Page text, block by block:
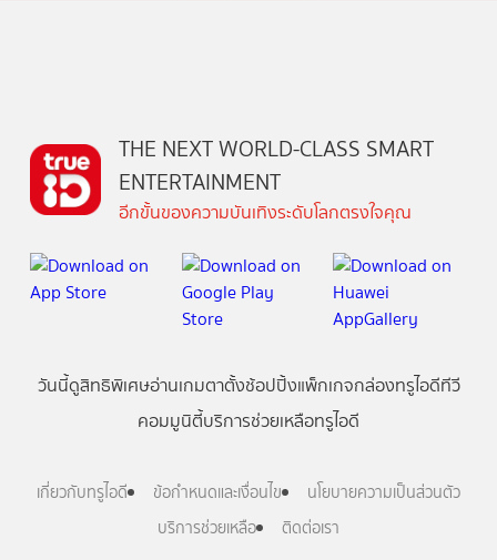
THE NEXT WORLD-CLASS SMART
ENTERTAINMENT
อีกขั้นของความบันเทิงระดับโลกตรงใจคุณ
วันนี้ดูสิทธิพิเศษอ่านเกมตาตั้งช้อปปิ้งแพ็กเกจกล่องทรูไอดีทีวี
คอมมูนิตี้บริการช่วยเหลือทรูไอดี
เกี่ยวกับทรูไอดี ข้อกำหนดและเงื่อนไข
นโยบายความเป็นส่วนตัว
บริการช่วยเหลือ
ติดต่อเรา